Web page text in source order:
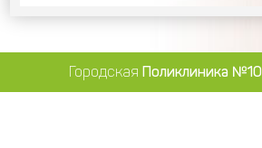
Городская Поликлиника №10